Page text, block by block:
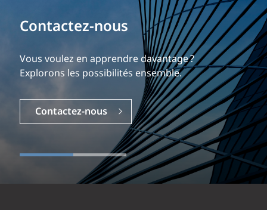
Contactez-nous
Vous voulez en apprendre davantage ?
Explorons les possibilités ensemble.
Contactez-nous
Bâtissez votre carrière
Notre expérience est ce qui nous différencie.
Explorez une carrière dynamique et gratifiante
chez EXP.
Carrières